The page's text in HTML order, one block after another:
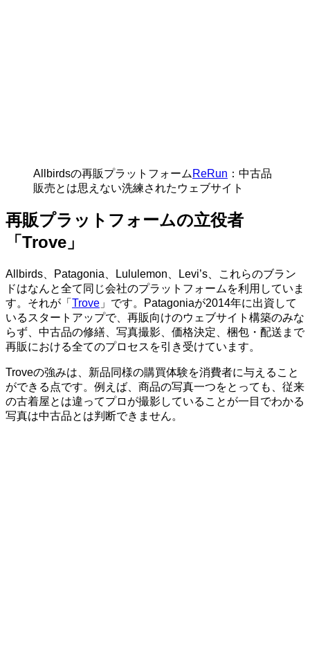
Allbirdsの再販プラットフォーム ReRun ：中古品
販売とは思えない洗練されたウェブサイト
再販プラットフォームの立役者
「Trove」
Allbirds、Patagonia、Lululemon、Levi’s、これらのブラン
ドはなんと全て同じ会社のプラットフォームを利用していま
す。それが「 Trove 」です。Patagoniaが2014年に出資して
いるスタートアップで、再販向けのウェブサイト構築のみな
らず、中古品の修繕、写真撮影、価格決定、梱包・配送まで
再販における全てのプロセスを引き受けています。
Troveの強みは、新品同様の購買体験を消費者に与えること
ができる点です。例えば、商品の写真一つをとっても、従来
の古着屋とは違ってプロが撮影していることが一目でわかる
写真は中古品とは判断できません。